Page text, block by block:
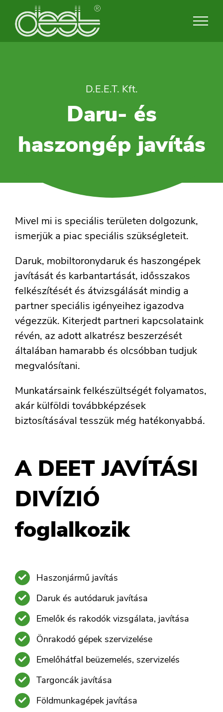
content
D.E.E.T. Kft.
Daru- és
haszongép javítás
Mivel mi is speciális területen dolgozunk,
ismerjük a piac speciális szükségleteit.
Daruk, mobiltoronydaruk és haszongépek
javítását és karbantartását, idősszakos
felkészítését és átvizsgálását mindig a
partner speciális igényeihez igazodva
végezzük. Kiterjedt partneri kapcsolataink
révén, az adott alkatrész beszerzését
általában hamarabb és olcsóbban tudjuk
megvalósítani.
Munkatársaink felkészültségét folyamatos,
akár külföldi továbbképzések
biztosításával tesszük még hatékonyabbá.
A DEET JAVÍTÁSI
DIVÍZIÓ
foglalkozik
Haszonjármű javítás
Daruk és autódaruk javítása
Emelők és rakodók vizsgálata, javítása
Önrakodó gépek szervizelése
Emelőhátfal beüzemelés, szervizelés
Targoncák javítása
Földmunkagépek javítása